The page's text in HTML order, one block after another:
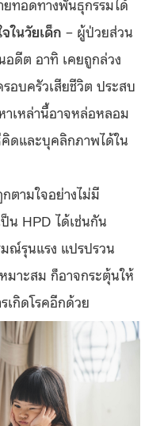
ในวัยเด็ก – ผู้ป่วยส่วน
อดีต อาทิ เคยถูกล่วง
อบครัวเสียชีวิต ประสบ
เหล่านี้อาจหล่อหลอม
ดและบุคลิกภาพได้ใน
ตามใจอย่างไม่มี
น HPD ได้เช่นกัน
ณ์รุนแรง แปรปรวน
มาะสม ก็อาจกระตุ้นให้
เกิดโรคอีกด้วย